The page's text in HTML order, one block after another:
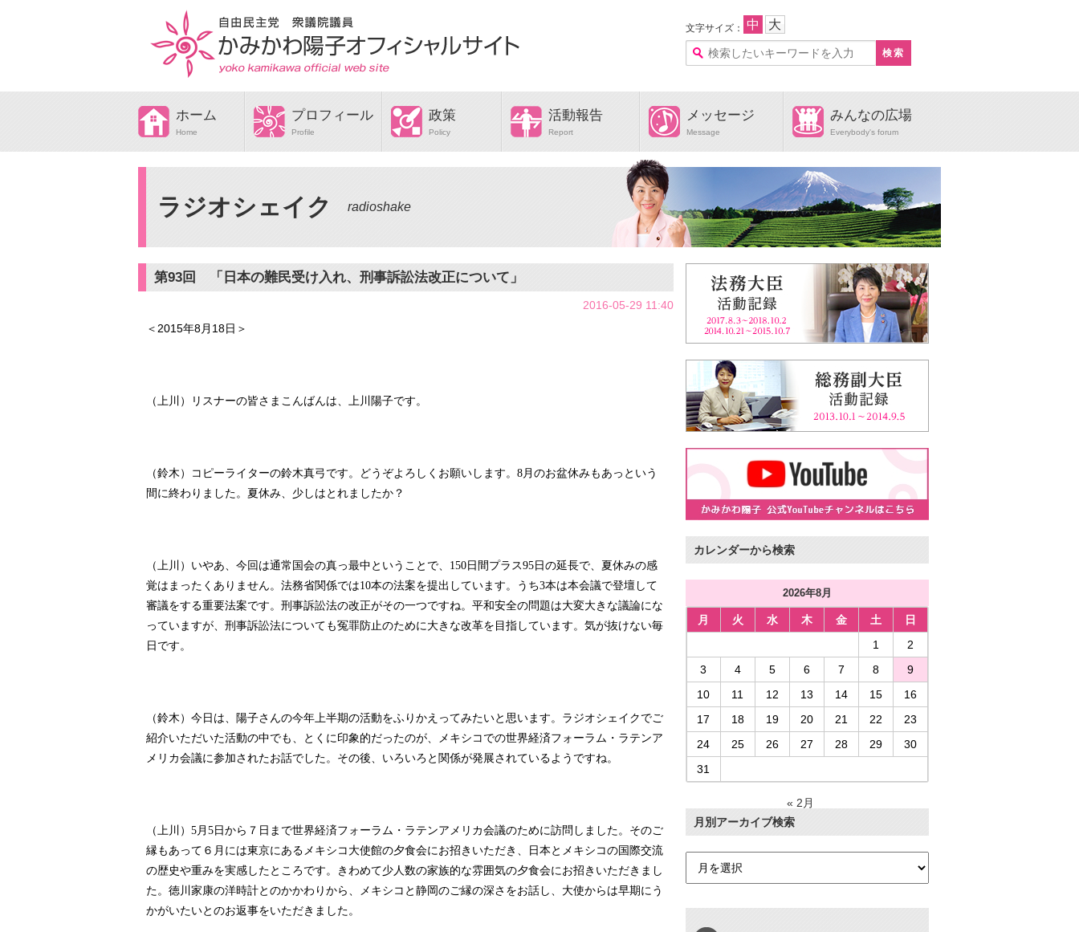
文字サイズ： 中 大
ホーム
Home
プロフィール
Profile
政策
Policy
活動報告
Report
メッセージ
Message
みんなの広場
Everybody's forum
ラジオシェイク radioshake
第93回 「日本の難民受け入れ、刑事訴訟法改正について」
2016-05-29 11:40
＜2015年8月18日＞
（上川）リスナーの皆さまこんばんは、上川陽子です。
（鈴木）コピーライターの鈴木真弓です。どうぞよろしくお願いします。 8 月のお盆休みもあっという
間に終わりました。夏休み、少しはとれましたか？
（上川）いやあ、今回は通常国会の真っ最中ということで、 150日間プラス95日の延長で、夏休みの感
覚はまったくありません。法務省関係では10本の法案を提出しています。うち3本は本会議で登壇して
審議をする重要法案です。刑事訴訟法の改正がその一つですね。平和安全の問題は大変大きな議論にな
っていますが、刑事訴訟法についても冤罪防止のために大きな改革を目指しています。気が抜けない毎
日です。
（鈴木）今日は、陽子さんの今年上半期の活動をふりかえってみたいと思います。ラジオシェイクでご
紹介いただいた活動の中でも、とくに印象的だったのが、メキシコでの世界経済フォーラム・ラテンア
メリカ会議に参加されたお話でした。その後、いろいろと関係が発展されているようですね。
（上川） 5 月 5日から７日まで世界経済フォーラム・ラテンアメリカ会議のために訪問しました。そのご
縁もあって６月には東京にあるメキシコ大使館の夕食会にお招きいただき、日本とメキシコの国際交流
の歴史や重みを実感したところです。きわめて少人数の家族的な雰囲気の夕食会にお招きいただきまし
た。徳川家康の洋時計とのかかわりから、メキシコと静岡のご縁の深さをお話し、大使からは早期にう
かがいたいとのお返事をいただきました。
カレンダーから検索
2026年8月
月 火 水 木 金 土
日
1
2
3
4 5 6 7 8
9
10
11 12 13 14 15
16
17
18 19 20 21 22
23
24
25 26 27 28 29
30
31
« 2月
月別アーカイブ検索